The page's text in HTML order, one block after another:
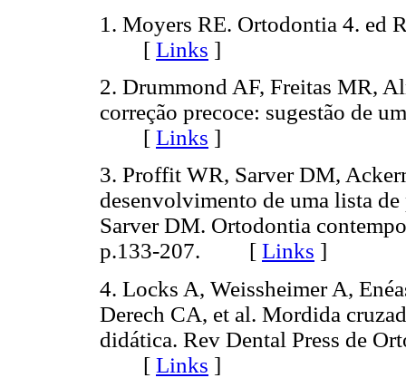
1. Moyers RE. Ortodontia 4. ed
[ Links ]
2. Drummond AF, Freitas MR,
correção precoce: sugestão de
[ Links ]
3. Proffit WR, Sarver DM,
desenvolvimento de uma lista
Sarver DM. Ortodontia
p.133-207. [ Links ]
4. Locks A, Weissheimer A,
Derech CA, et al. Mordida
didática. Rev Dental Press de
[ Links ]